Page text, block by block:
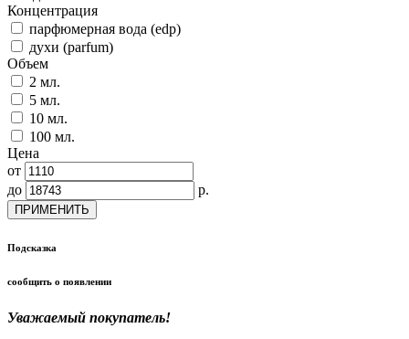
Концентрация
парфюмерная вода (edp)
духи (parfum)
Объем
2 мл.
5 мл.
10 мл.
100 мл.
Цена
от
до
р.
ПРИМЕНИТЬ
Подсказка
сообщить о появлении
Уважаемый покупатель!